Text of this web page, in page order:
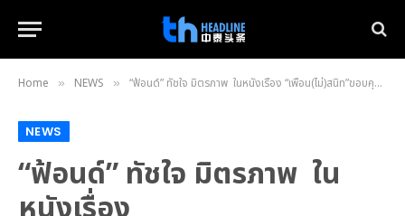
Home » NEWS » “ฟ้อนด์” ทัชใจ มิตรภาพ ในหนังเรื่อง “เพื่อน(ไม่)สนิท”ขอบคุณทุกคนที่คอยสนับสนุน
NEWS
“ฟ้อนด์” ทัชใจ มิตรภาพ ใน